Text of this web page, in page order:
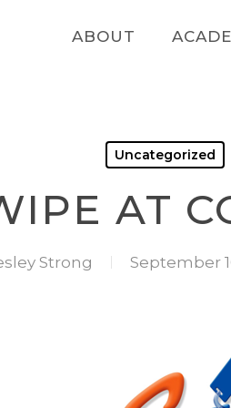
ABOUT
Uncategorized
AT
Strong September